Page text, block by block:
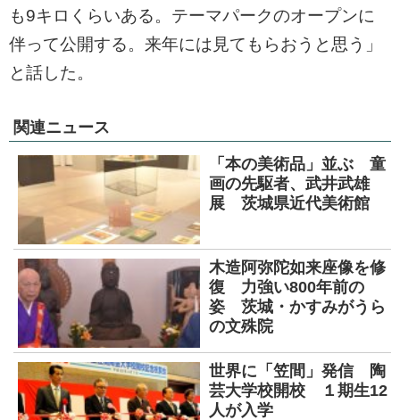
も9キロくらいある。テーマパークのオープンに
伴って公開する。来年には見てもらおうと思う」
と話した。
関連ニュース
「本の美術品」並ぶ 童
画の先駆者、武井武雄
展 茨城県近代美術館
木造阿弥陀如来座像を修
復 力強い800年前の
姿 茨城・かすみがうら
の文殊院
世界に「笠間」発信 陶
芸大学校開校 １期生12
人が入学